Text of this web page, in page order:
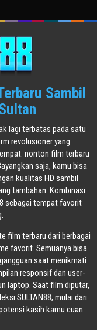
Sambil
lagi terbatas pada satu
revolusioner yang
nonton film terbaru
saja, kamu bisa
kualitas HD sambil
tambahan. Kombinasi
sebagai tempat favorit
film terbaru dari berbagai
favorit. Semuanya bisa
saat menikmati
responsif dan user-
laptop. Saat film diputar,
SULTAN88, mulai dari
kasih kamu cuan